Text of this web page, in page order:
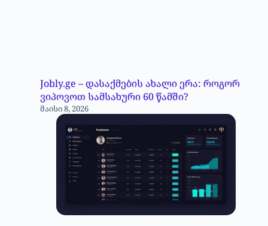
Jobly.ge – დასაქმების ახალი ერა: როგორ
ვიპოვოთ სამსახური 60 წამში?
მაისი 8, 2026